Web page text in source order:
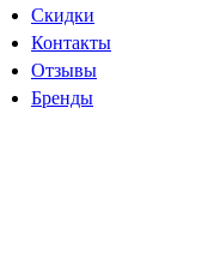
Скидки
Контакты
Отзывы
Бренды